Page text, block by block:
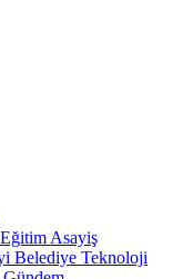
Eğitim Asayiş
Belediye Teknoloji